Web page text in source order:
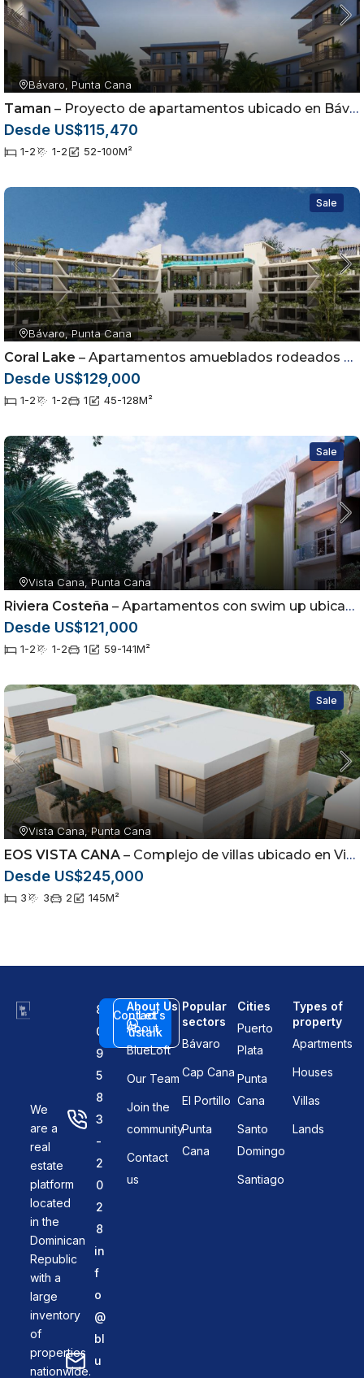
Bávaro, Punta Cana
Taman – Proyecto de apartamentos ubicado en Bávaro, Punta Cana
Desde US$115,470
1-2 1-2 52-100M²
Sale
Bávaro, Punta Cana
Coral Lake – Apartamentos amueblados rodeados por campo de golf en Punta Cana
Desde US$129,000
1-2 1-2 1 45-128M²
Sale
Vista Cana, Punta Cana
Riviera Costeña – Apartamentos con swim up ubicados en Vista Cana, Punta Cana
Desde US$121,000
1-2 1-2 1 59-141M²
Sale
Vista Cana, Punta Cana
EOS VISTA CANA – Complejo de villas ubicado en Vista Cana, Punta Cana
Desde US$245,000
3 3 2 145M²
We
are a
real
estate
platform
located
in the
Dominican
Republic
with a
large
inventory
of
properties
nationwide.
8
0
9
5
8
3
-
2
0
2
8
in
f
o
@
bl
u
Contact
us
Let's
talk
About Us
About
BlueLoft
Our Team
Join the
community
Contact
us
Popular
sectors
Bávaro
Cap Cana
El Portillo
Punta
Cana
Cities
Puerto
Plata
Punta
Cana
Santo
Domingo
Santiago
Types of
property
Apartments
Houses
Villas
Lands